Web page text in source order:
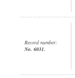
Record number:
No. 6031.